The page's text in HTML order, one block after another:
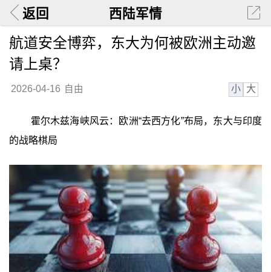
返回 西陆军情
航道安全博弈，东大为何被欧洲主动邀
请上桌？
2026-04-16 自由 小 大
霍尔木兹海峡风云：欧洲“去西方化”布局，东大与印度
的战略棋局